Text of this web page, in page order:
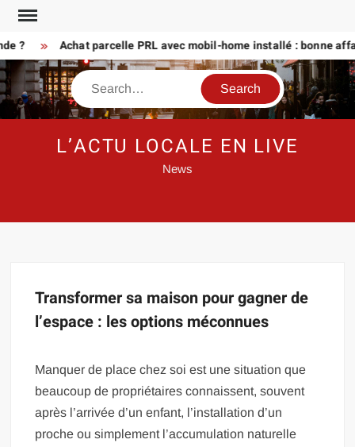
Skip
content
? Achat parcelle PRL avec mobil-home installé : bonne
Search
L’ACTU LOCALE EN LIVE
News
Transformer sa maison pour gagner de
l’espace : les options méconnues
Manquer de place chez soi est une situation que
beaucoup de propriétaires connaissent, souvent
après l’arrivée d’un enfant, l’installation d’un
proche ou simplement l’accumulation naturelle